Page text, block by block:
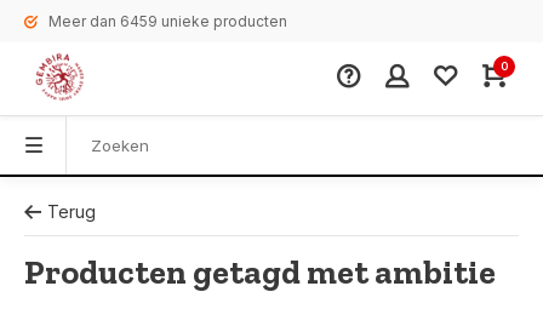
Meer dan 6459 unieke producten
0
Terug
Producten getagd met ambitie